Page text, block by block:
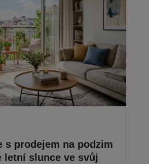
s prodejem na podzim
letní slunce ve svůj